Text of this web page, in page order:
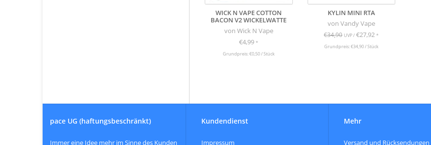
WICK N VAPE COTTON
BACON V2 WICKELWATTE
von Wick N Vape
€4,99*
Grundpreis: €0,50 / Stück
KYLIN MINI RTA
von Vandy Vape
€34,90 UVP / €27,92*
Grundpreis: €34,90 / Stück
pace UG (haftungsbeschränkt)
Immer eine Idee mehr im Sinne des Kunden
Kundendienst
Impressum
Mehr
Versand und Rücksendungen